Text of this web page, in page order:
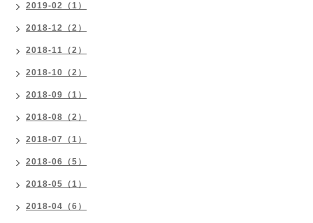
2019-02（1）
2018-12（2）
2018-11（2）
2018-10（2）
2018-09（1）
2018-08（2）
2018-07（1）
2018-06（5）
2018-05（1）
2018-04（6）